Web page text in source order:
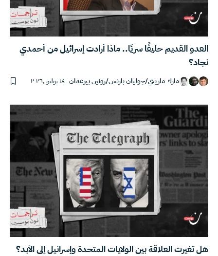
العدو القديم حليفًا سريًا.. ماذا أرادت إسرائيل من أحمدي
نجاد؟
مارك مازيتي/جوليان بارنس/رونين بيرغمان ١٤ يوليو ,٢٠٢٦
هل تغيرت العلاقة بين الولايات المتحدة وإسرائيل إلى الأبد؟